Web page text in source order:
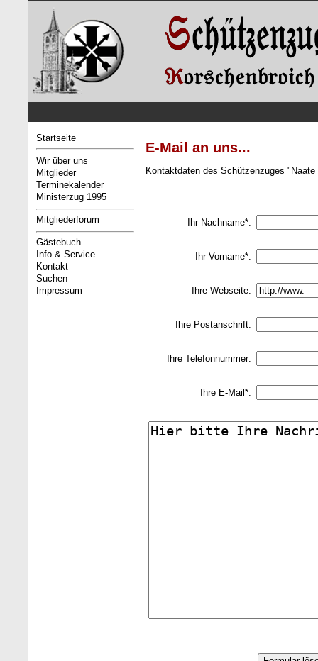
Startseite
Wir über uns
Mitglieder
Terminekalender
Ministerzug 1995
Mitgliederforum
Gästebuch
Info & Service
Kontakt
Suchen
Impressum
E-Mail an uns...
Kontaktdaten des Schützenzuges
Ihr Nachname*:
Ihr Vorname*:
Ihre Webseite:
Ihre Postanschrift:
Ihre Telefonnummer:
Ihre E-Mail*: